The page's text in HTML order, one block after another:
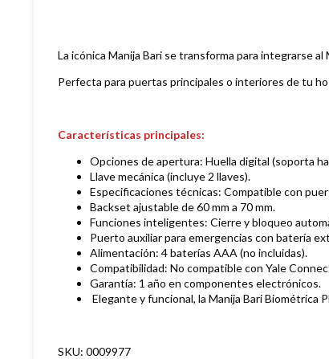
La icónica Manija Bari se transforma para integrarse
Perfecta para puertas principales o interiores de tu
Características principales:
Opciones de apertura: Huella digital (soporta
Llave mecánica (incluye 2 llaves).
Especificaciones técnicas: Compatible con
Backset ajustable de 60 mm a 70 mm.
Funciones inteligentes: Cierre y bloqueo
Puerto auxiliar para emergencias con batería
Alimentación: 4 baterías AAA (no incluidas).
Compatibilidad: No compatible con Yale
Garantía: 1 año en componentes electrónicos.
Elegante y funcional, la Manija Bari Biométrica
SKU: 0009977